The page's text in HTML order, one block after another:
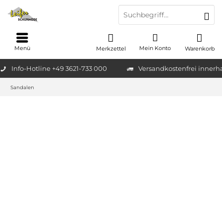
Info-Hotline +49 3621-733 000 Versandkostenfrei
Warenkorb
Merkzettel Mein Konto
Menü
Sandalen